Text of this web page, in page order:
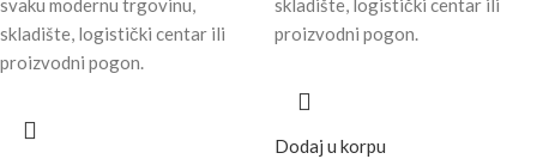
svaku modernu trgovinu,
skladište, logistički centar ili
proizvodni pogon.
skladište, logistički centar ili
proizvodni pogon.
Dodaj u korpu